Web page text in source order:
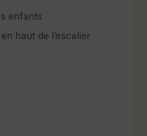
enfants
haut de l’escalier